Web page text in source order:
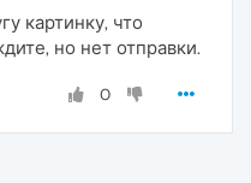
картинку, что
но нет отправки.
0